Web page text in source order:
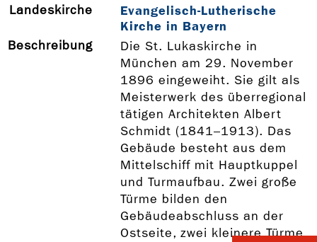
Landeskirche
Evangelisch-Lutherische
Kirche in Bayern
Beschreibung
Die St. Lukaskirche in
München am 29. November
1896 eingeweiht. Sie gilt als
Meisterwerk des überregional
tätigen Architekten Albert
Schmidt (1841–1913). Das
Gebäude besteht aus dem
Mittelschiff mit Hauptkuppel
und Turmaufbau. Zwei große
Türme bilden den
Gebäudeabschluss an der
Ostseite, zwei kleinere Türme